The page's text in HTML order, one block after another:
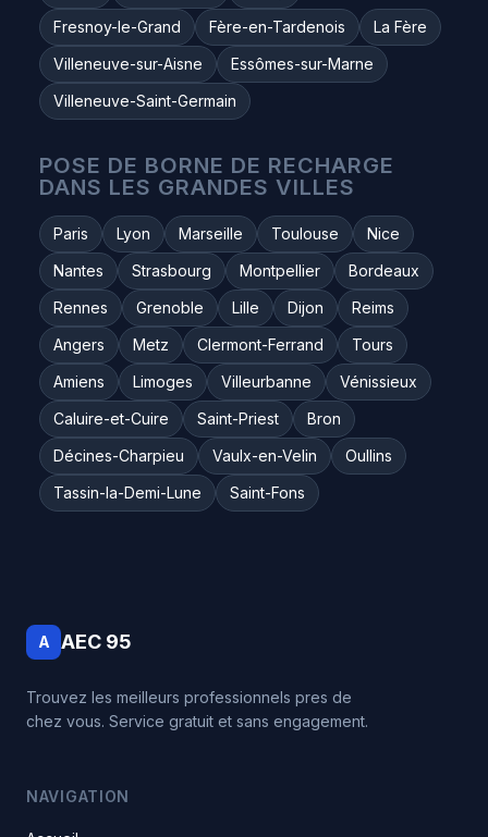
Fresnoy-le-Grand
Fère-en-Tardenois
La Fère
Villeneuve-sur-Aisne
Essômes-sur-Marne
Villeneuve-Saint-Germain
POSE DE BORNE DE RECHARGE
DANS LES GRANDES VILLES
Paris Lyon Marseille Toulouse
Nice
Nantes
Strasbourg Montpellier
Bordeaux
Rennes
Grenoble Lille Dijon
Reims
Angers
Metz Clermont-Ferrand
Tours
Amiens
Limoges Villeurbanne
Vénissieux
Caluire-et-Cuire
Saint-Priest
Bron
Décines-Charpieu
Vaulx-en-Velin
Oullins
Tassin-la-Demi-Lune
Saint-Fons
A AEC 95
Trouvez les meilleurs professionnels pres de
chez vous. Service gratuit et sans engagement.
NAVIGATION